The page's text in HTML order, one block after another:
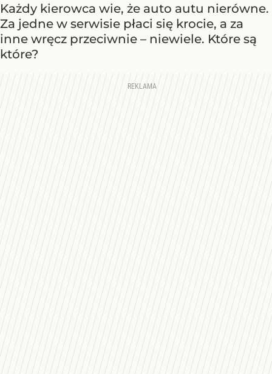
Każdy kierowca wie, że auto autu nierówne.
Za jedne w serwisie płaci się krocie, a za
inne wręcz przeciwnie – niewiele. Które są
które?